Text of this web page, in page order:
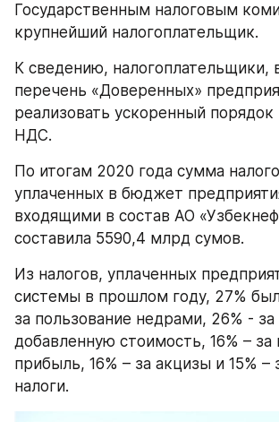
Государственным налоговым
крупнейший налогоплательщик.
К сведению, налогоплательщики,
перечень «Доверенных»
реализовать ускоренный
НДС.
По итогам 2020 года сумма
уплаченных в бюджет
входящими в состав АО
составила 5590,4 млрд сумов.
Из налогов, уплаченных
системы в прошлом году, 27%
за пользование недрами, 26% - за
добавленную стоимость, 16% – за
прибыль, 16% – за акцизы и 15% –
налоги.